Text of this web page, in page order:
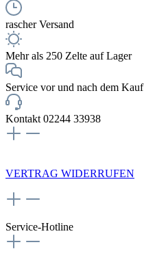
rascher Versand
Mehr als 250 Zelte auf Lager
Service vor und nach dem Kauf
Kontakt 02244 33938
VERTRAG WIDERRUFEN
Service-Hotline